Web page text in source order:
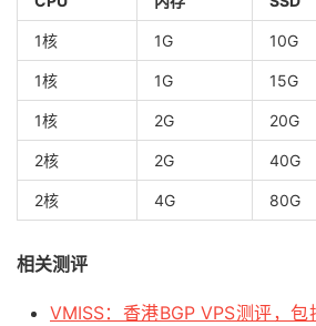
1核 1G 10G
1核 1G 15G
1核 2G 20G
2核 2G 40G
2核 4G 80G
相关测评
VMISS：香港BGP VPS测评，